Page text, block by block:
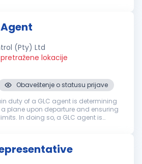
(Pty) Ltd
lokacije
Obaveštenje o statusu prijave
duty of a GLC agent is determining
plane upon departure and ensuring
In doing so, a GLC agent is